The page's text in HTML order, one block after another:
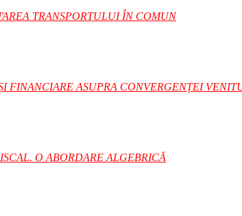
TRANSPORTULUI ÎN COMUN
FINANCIARE ASUPRA CONVERGENȚEI
O ABORDARE ALGEBRICĂ